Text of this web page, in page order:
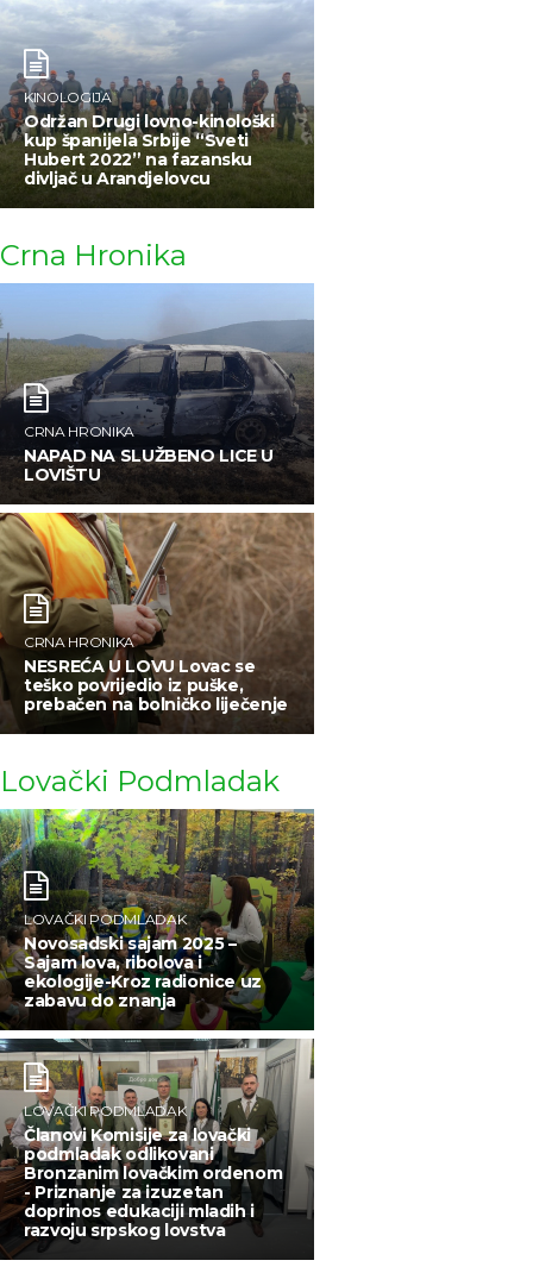
KINOLOGIJA
Održan Drugi lovno-kinološki
kup španijela Srbije “Sveti
Hubert 2022” na fazansku
divljač u Arandjelovcu
Crna Hronika
CRNA HRONIKA
mestu ubila mladog lovca
CRNA HRONIKA
NAPAD NA SLUŽBENO LICE U
LOVIŠTU
CRNA HRONIKA
NESREĆA U LOVU Lovac se
teško povrijedio iz puške,
prebačen na bolničko liječenje
Lovački Podmladak
LOVAČKI PODMLADAK
Novosadski sajam 2025 –
Sajam lova, ribolova i
ekologije-Kroz radionice uz
zabavu do znanja
LOVAČKI PODMLADAK
Članovi Komisije za lovački
podmladak odlikovani
Bronzanim lovačkim ordenom
- Priznanje za izuzetan
doprinos edukaciji mladih i
razvoju srpskog lovstva